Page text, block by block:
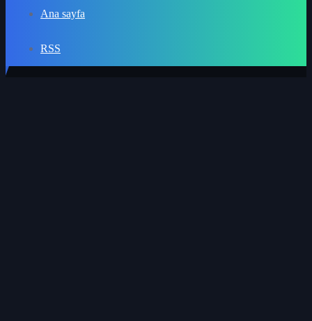
Ana sayfa
RSS